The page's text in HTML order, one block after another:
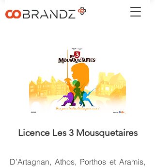
Licence Les 3 Mousquetaires
D’Artagnan, Athos, Porthos et Aramis,